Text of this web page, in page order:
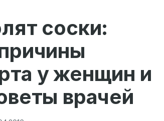
соски:
у женщин и
врачей